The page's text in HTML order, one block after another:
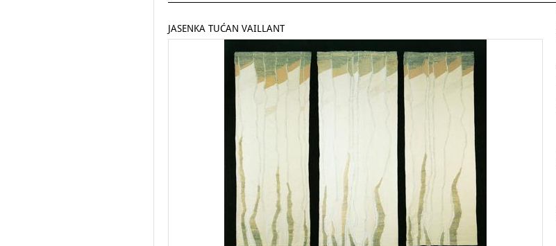
JASENKA TUĆAN VAILLANT